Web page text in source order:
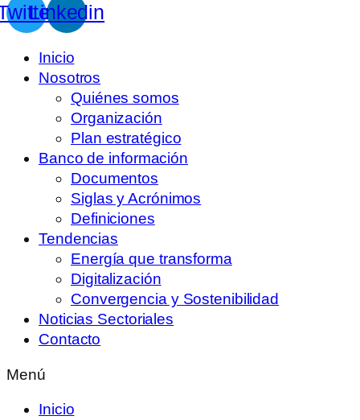
Linkedin
Inicio
Nosotros
Quiénes somos
Organización
Plan estratégico
Banco de información
Documentos
Siglas y Acrónimos
Definiciones
Tendencias
Energía que transforma
Digitalización
Convergencia y Sostenibilidad
Noticias Sectoriales
Contacto
Menú
Inicio